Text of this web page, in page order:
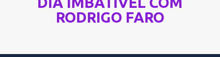
RODRIGO FARO